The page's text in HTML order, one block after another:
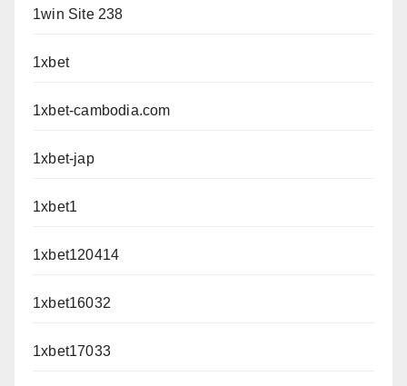
1win Site 238
1xbet
1xbet-cambodia.com
1xbet-jap
1xbet1
1xbet120414
1xbet16032
1xbet17033